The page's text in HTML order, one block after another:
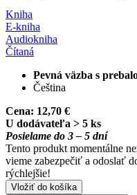
Kniha
E-kniha
Audiokniha
Čítaná
Pevná väzba s
Čeština
Cena: 12,70 €
U dodávateľa > 5 ks
Posielame do 3 – 5 dní
Tento produkt momentálne
vieme zabezpečiť a odoslať
rýchlejšie!
Vložiť do košíka